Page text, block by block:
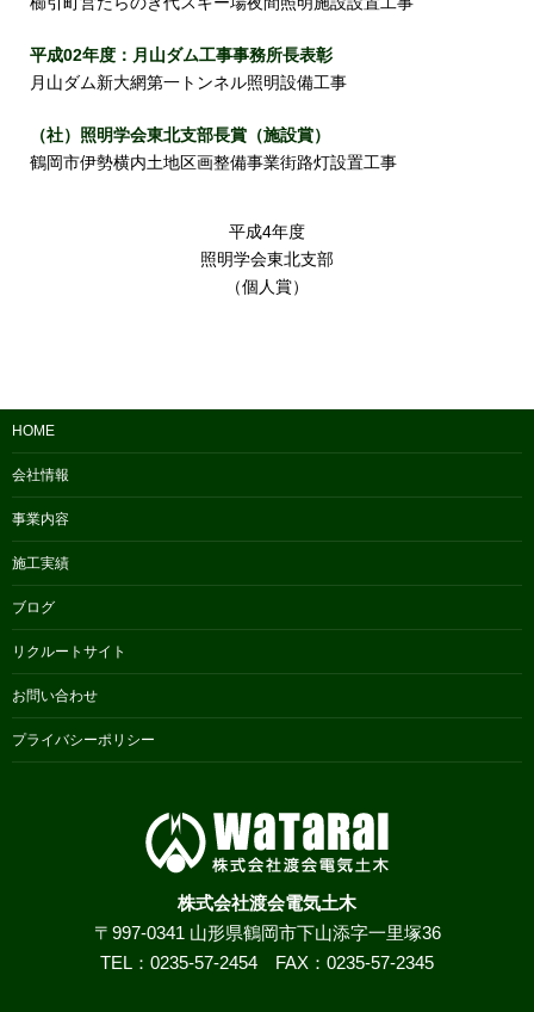
平成02年度：月山ダム工事事務所長表彰
月山ダム新大網第一トンネル照明設備工事
（社）照明学会東北支部長賞（施設賞）
鶴岡市伊勢横内土地区画整備事業街路灯設置工事
平成4年度
照明学会東北支部
（個人賞）
HOME
会社情報
事業内容
施工実績
ブログ
リクルートサイト
お問い合わせ
プライバシーポリシー
株式会社渡会電気土木
〒997-0341 山形県鶴岡市下山添字一里塚36
TEL：0235-57-2454 FAX：0235-57-2345